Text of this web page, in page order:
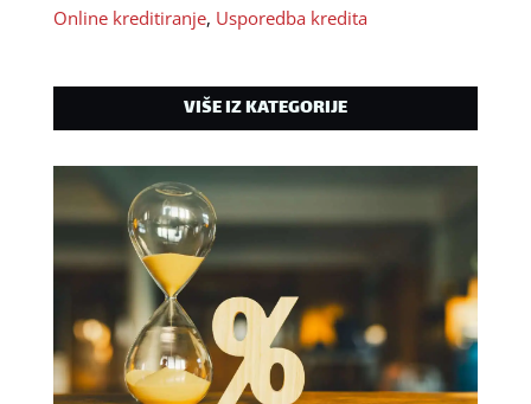
Online kreditiranje, Usporedba kredita
VIŠE IZ KATEGORIJE